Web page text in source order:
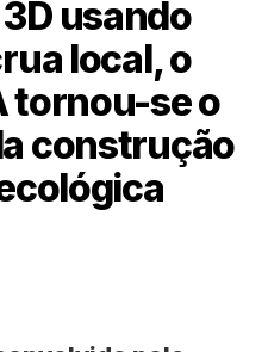
usando
local, o
tornou-se o
construção